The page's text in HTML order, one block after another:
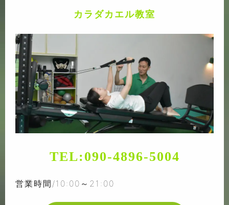
カラダカエル教室
TEL:090-4896-5004
営業時間/10:00～21:00